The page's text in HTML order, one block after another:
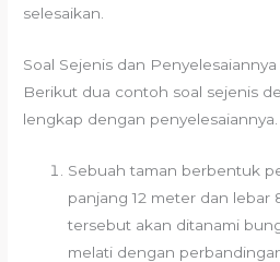
selesaikan.
Soal Sejenis dan Penyelesaiannya
Berikut dua contoh soal sejenis
lengkap dengan penyelesaiannya.
Sebuah taman berbentuk
panjang 12 meter dan lebar
tersebut akan ditanami
melati dengan